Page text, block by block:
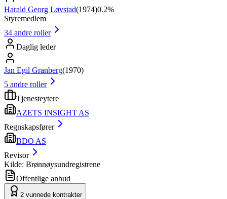
Harald Georg Løvstad(1974)0.2%
Styremedlem
34 andre roller
Daglig leder
Jan Egil Granberg(1970)
5 andre roller
Tjenesteytere
AZETS INSIGHT AS
Regnskapsfører
BDO AS
Revisor
Kilde: Brønnøysundregistrene
Offentlige anbud
2 vunnede kontrakter